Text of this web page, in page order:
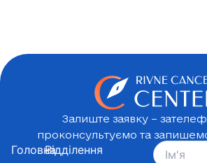
Залиште заявку –
проконсультуємо та
ГоловнаВідділення